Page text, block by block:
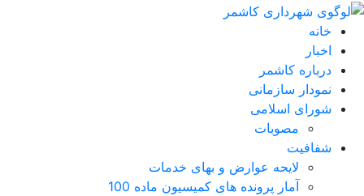
خانه
اخبار
درباره کاشمر
نمودار سازمانی
شورای اسلامی
مصوبات
شفافیت
لایحه عوارض و بهای خدمات
آمار پرونده های کمیسیون ماده 100